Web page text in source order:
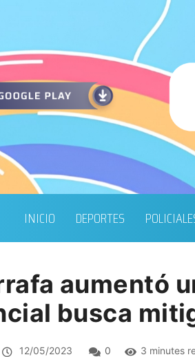
INICIO DEPORTES
aumentó
busca
12/05/2023 0 3 minutes